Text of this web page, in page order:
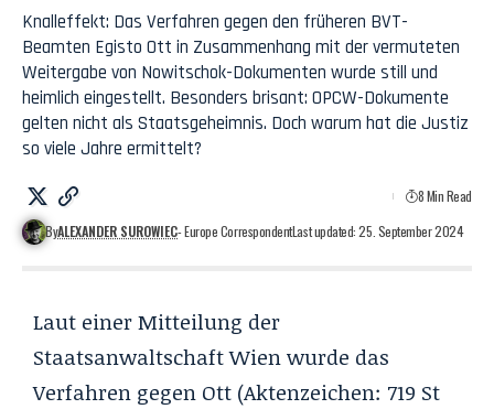
Knalleffekt: Das Verfahren gegen den früheren BVT-
Beamten Egisto Ott in Zusammenhang mit der vermuteten
Weitergabe von Nowitschok-Dokumenten wurde still und
heimlich eingestellt. Besonders brisant: OPCW-Dokumente
gelten nicht als Staatsgeheimnis. Doch warum hat die Justiz
so viele Jahre ermittelt?
ByALEXANDER SUROWIEC- Europe CorrespondentLast updated: 25. September 2024
8 Min Read
Laut einer Mitteilung der
Staatsanwaltschaft Wien wurde das
Verfahren gegen Ott (Aktenzeichen: 719 St